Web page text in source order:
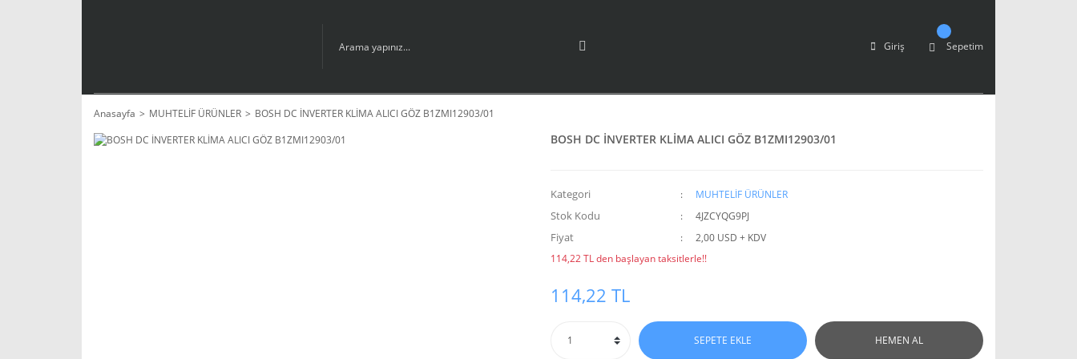
Giriş Sepetim
Anasayfa MUHTELİF ÜRÜNLER BOSH DC İNVERTER KLİMA ALICI GÖZ B1ZMI12903/01
BOSH DC İNVERTER KLİMA ALICI GÖZ B1ZMI12903/01
Kategori MUHTELİF ÜRÜNLER
Stok Kodu 4JZCYQG9PJ
Fiyat
2,00 USD + KDV
114,22 TL den başlayan taksitlerle!!
114,22 TL
SEPETE EKLE HEMEN AL